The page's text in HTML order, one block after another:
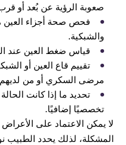
صعوبة الرؤية عن بُعد أو
فحص صحة أجزاء العين
والشبكية.
قياس ضغط العين عند
تقييم قاع العين أو
مرضى السكري أو من
تحديد ما إذا كانت
تخصصيًا إضافيًا.
لا يمكن الاعتماد على
المشكلة، لذلك يحدد الطبيب